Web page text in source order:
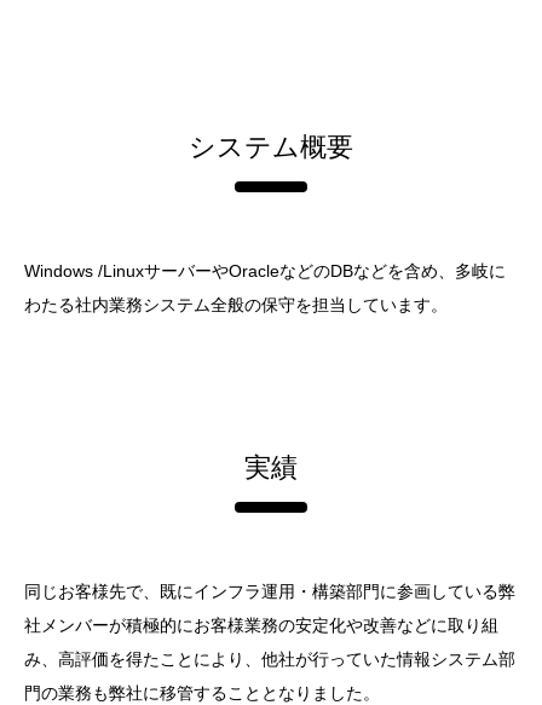
システム概要
Windows /LinuxサーバーやOracleなどのDBなどを含め、多岐に
わたる社内業務システム全般の保守を担当しています。
実績
同じお客様先で、既にインフラ運用・構築部門に参画している弊
社メンバーが積極的にお客様業務の安定化や改善などに取り組
み、高評価を得たことにより、他社が行っていた情報システム部
門の業務も弊社に移管することとなりました。